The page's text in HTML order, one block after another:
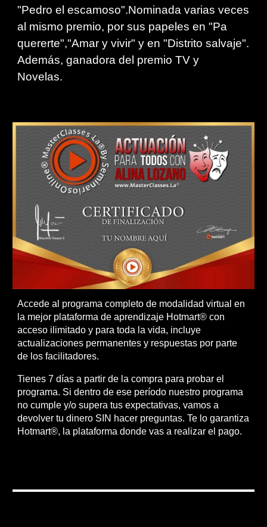
"Pedro el escamoso".Nominada varias veces
al mismo premio, por sus papeles en "Pa
quererte","Amar y vivir" y en "Distrito salvaje".
Además, ganadora del premio TV y
Novelas.
Accede al programa completo de modalidad virtual en
la mejor plataforma de aprendizaje Hotmart® con
acceso ilimitado y para toda la vida, incluye
actualizaciones permanentes y respuestas por parte
de los facilitadores.
Tienes 7 días a partir de la compra para probar el
programa. Si dentro de ese período nuestro programa
no cumple y/o supera tus expectativas, vamos a
devolver tu dinero SIN hacer preguntas. Te lo garantiza
Hotmart®, la plataforma donde vas a realizar el pago.